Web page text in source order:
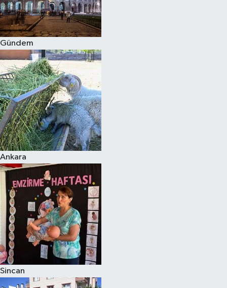
Gündem
Ankara
Sincan
Spor
Burç Yorumları
Çocuk
Eğitim
Hava Durumu
Kadın
Kim kimdir?
Kültür Sanat
Sağlık
Siyaset
Teknoloji